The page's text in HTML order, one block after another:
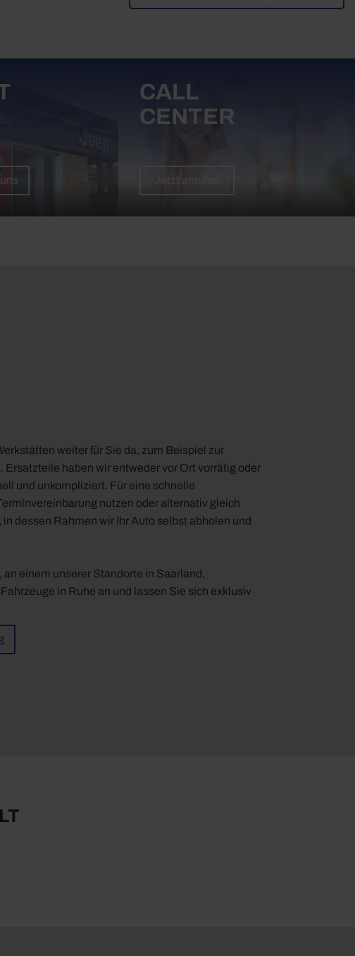
CALL
CENTER
Jetzt anrufen
weiter für Sie da, zum Beispiel zur
haben wir entweder vor Ort vorrätig oder
und unkompliziert. Für eine schnelle
nutzen oder alternativ gleich
dessen Rahmen wir Ihr Auto selbst abholen und
einem unserer Standorte in Saarland,
in Ruhe an und lassen Sie sich exklusiv